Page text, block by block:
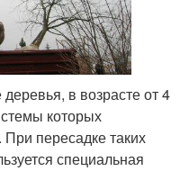
в возрасте от 4
которых
пересадке таких
специальная